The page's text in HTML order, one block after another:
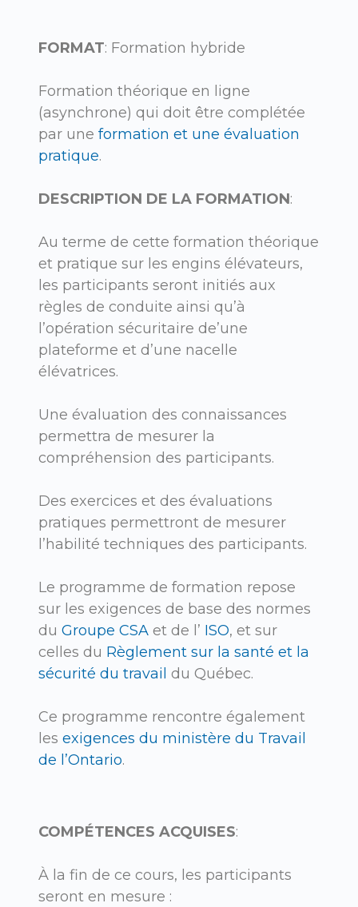
FORMAT: Formation hybride
Formation théorique en ligne
(asynchrone) qui doit être complétée
par une formation et une évaluation
pratique.
DESCRIPTION DE LA FORMATION:
Au terme de cette formation théorique
et pratique sur les engins élévateurs,
les participants seront initiés aux
règles de conduite ainsi qu’à
l’opération sécuritaire de’une
plateforme et d’une nacelle
élévatrices.
Une évaluation des connaissances
permettra de mesurer la
compréhension des participants.
Des exercices et des évaluations
pratiques permettront de mesurer
l’habilité techniques des participants.
Le programme de formation repose
sur les exigences de base des normes
du Groupe CSA et de l’ ISO, et sur
celles du Règlement sur la santé et la
sécurité du travail du Québec.
Ce programme rencontre également
les exigences du ministère du Travail
de l’Ontario.
COMPÉTENCES ACQUISES:
À la fin de ce cours, les participants
seront en mesure :